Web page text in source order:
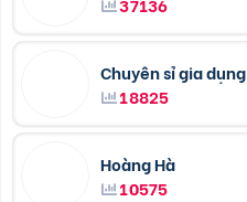
37136
Chuyên sỉ gia dụng
18825
Hoàng Hà
10575